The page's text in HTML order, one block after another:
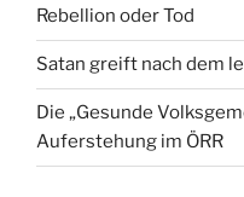
Rebellion oder Tod
Satan greift nach dem
Die „Gesunde
Auferstehung im ÖRR